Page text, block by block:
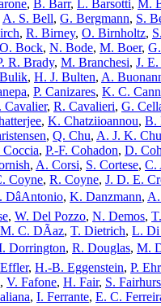
, B. Barr, L. Barsotti, M.
A. S. Bell, G. Bergmann, S.
, R. Birney, O. Birnholtz,
O. Bock, N. Bode, M. Boer,
R. Brady, M. Branchesi, J.
, H. J. Bulten, A.
, P. Canizares, K. C.
Cavalier, R. Cavalieri, G.
, K. Chatziioannou, B.
, Q. Chu, A. J. K.
Coccia, P.-F. Cohadon, D.
, A. Corsi, S. Cortese, C.
Coyne, R. Coyne, J. D. E.
DâAntonio, K. Danzmann,
, W. Del Pozzo, N. Demos,
M. C. DÃ­az, T. Dietrich, L. Di
Dorrington, R. Douglas, M.
, H.-B. Eggenstein, P.
, V. Fafone, H. Fair, S.
, I. Ferrante, E. C.